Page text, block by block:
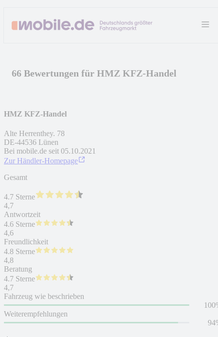
66 Bewertungen für HMZ KFZ-Handel
HMZ KFZ-Handel
Alte Herrenthey. 78
DE-44536 Lünen
Bei mobile.de seit 05.10.2021
Zur Händler-Homepage
Gesamt
4.7 Sterne
4,7
Antwortzeit
4.6 Sterne
4,6
Freundlichkeit
4.8 Sterne
4,8
Beratung
4.7 Sterne
4,7
Fahrzeug wie beschrieben
Weiterempfehlungen